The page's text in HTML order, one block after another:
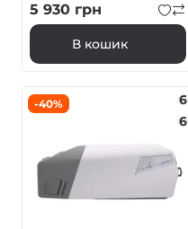
5 930 грн
В кошик
-40%
6
6